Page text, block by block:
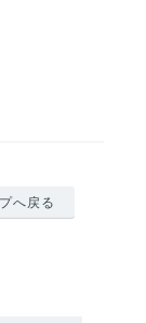
へ戻る